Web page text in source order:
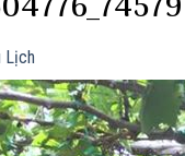
Lịch